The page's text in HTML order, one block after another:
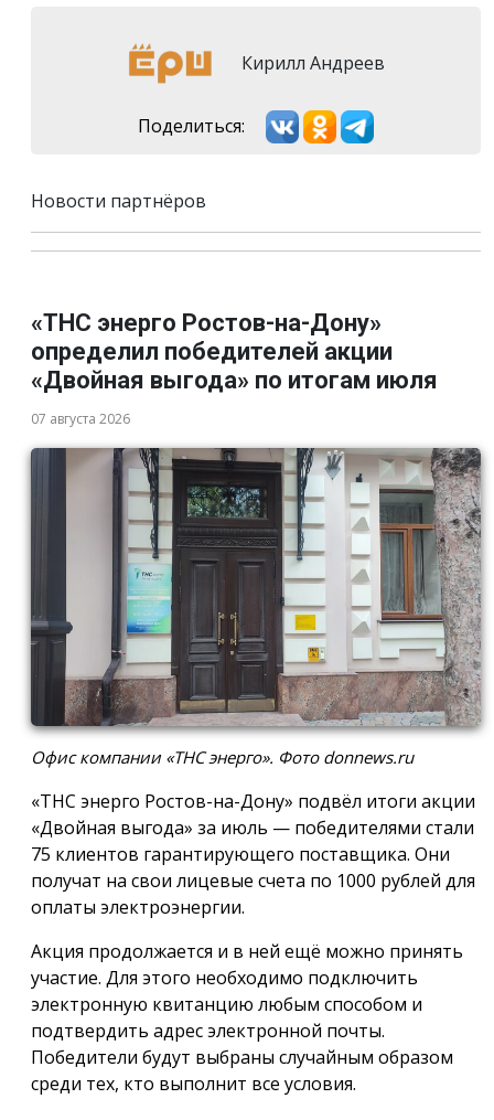
Кирилл Андреев
Поделиться:
Новости партнёров
«ТНС энерго Ростов-на-Дону»
определил победителей акции
«Двойная выгода» по итогам июля
07 августа 2026
Офис компании «ТНС энерго». Фото donnews.ru
«ТНС энерго Ростов-на-Дону» подвёл итоги акции
«Двойная выгода» за июль — победителями стали
75 клиентов гарантирующего поставщика. Они
получат на свои лицевые счета по 1000 рублей для
оплаты электроэнергии.
Акция продолжается и в ней ещё можно принять
участие. Для этого необходимо подключить
электронную квитанцию любым способом и
подтвердить адрес электронной почты.
Победители будут выбраны случайным образом
среди тех, кто выполнит все условия.